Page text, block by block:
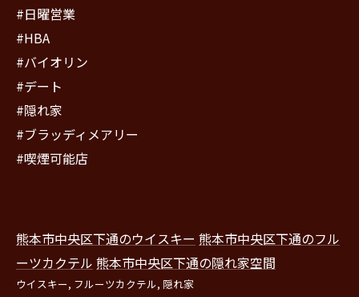
#日曜営業
#HBA
#バイオリン
#デート
#隠れ家
#ブラッディメアリー
#喫煙可能店
熊本市中央区下通のウイスキー 熊本市中央区下通のフル
ーツカクテル 熊本市中央区下通の隠れ家空間
ウイスキー フルーツカクテル 隠れ家